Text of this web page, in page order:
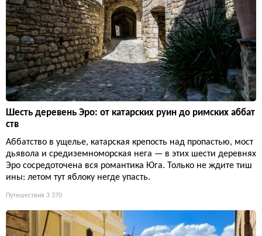
Шесть деревень Эро: от катарских руин до римских аббат
ств
Аббатство в ущелье, катарская крепость над пропастью, мост
дьявола и средиземноморская нега — в этих шести деревнях
Эро сосредоточена вся романтика Юга. Только не ждите тиш
ины: летом тут яблоку негде упасть.
Путешествия 3 370